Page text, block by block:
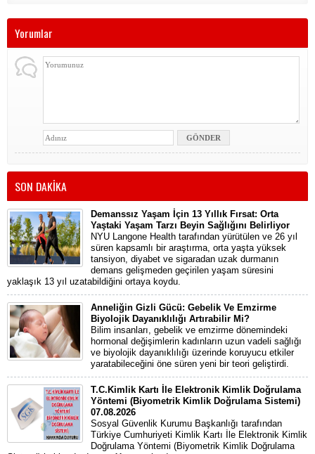
Yorumlar
SON DAKİKA
Demanssız Yaşam İçin 13 Yıllık Fırsat: Orta
Yaştaki Yaşam Tarzı Beyin Sağlığını Belirliyor
NYU Langone Health tarafından yürütülen ve 26 yıl
süren kapsamlı bir araştırma, orta yaşta yüksek
tansiyon, diyabet ve sigaradan uzak durmanın
demans gelişmeden geçirilen yaşam süresini
yaklaşık 13 yıl uzatabildiğini ortaya koydu.
Anneliğin Gizli Gücü: Gebelik Ve Emzirme
Biyolojik Dayanıklılığı Artırabilir Mi?
Bilim insanları, gebelik ve emzirme dönemindeki
hormonal değişimlerin kadınların uzun vadeli sağlığı
ve biyolojik dayanıklılığı üzerinde koruyucu etkiler
yaratabileceğini öne süren yeni bir teori geliştirdi.
T.C.Kimlik Kartı İle Elektronik Kimlik Doğrulama
Yöntemi (Biyometrik Kimlik Doğrulama Sistemi)
07.08.2026
Sosyal Güvenlik Kurumu Başkanlığı tarafından
Türkiye Cumhuriyeti Kimlik Kartı İle Elektronik Kimlik
Doğrulama Yöntemi (Biyometrik Kimlik Doğrulama